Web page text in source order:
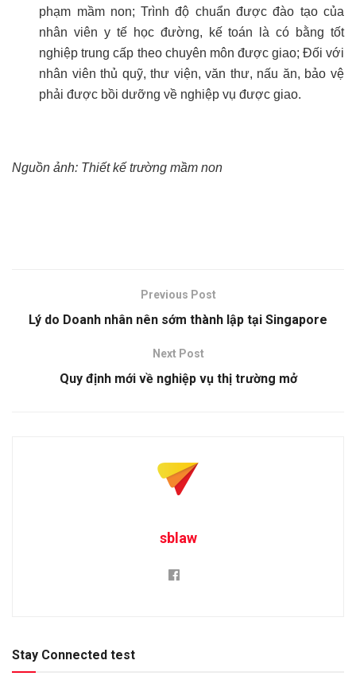
phạm mầm non; Trình độ chuẩn được đào tạo của
nhân viên y tế học đường, kế toán là có bằng tốt
nghiệp trung cấp theo chuyên môn được giao; Đối với
nhân viên thủ quỹ, thư viện, văn thư, nấu ăn, bảo vệ
phải được bồi dưỡng về nghiệp vụ được giao.
Nguồn ảnh: Thiết kế trường mầm non
Previous Post
Lý do Doanh nhân nên sớm thành lập tại Singapore
Next Post
Quy định mới về nghiệp vụ thị trường mở
sblaw
Stay Connected test